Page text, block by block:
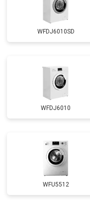
WFDJ6010SD
WFDJ6010
WFU5512